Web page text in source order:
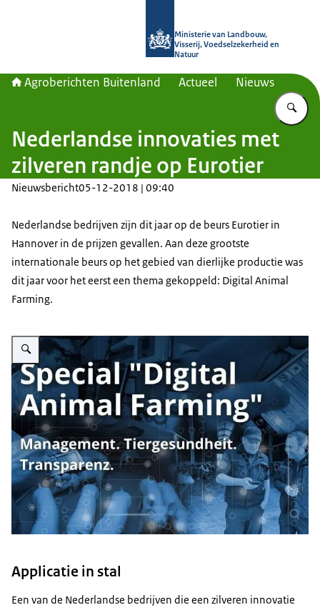
Ministerie van Landbouw,
Visserij, Voedselzekerheid en
Natuur
Agroberichten Buitenland Actueel Nieuws
Nederlandse innovaties met
zilveren randje op Eurotier
Nieuwsbericht05-12-2018 | 09:40
Nederlandse bedrijven zijn dit jaar op de beurs Eurotier in
Hannover in de prijzen gevallen. Aan deze grootste
internationale beurs op het gebied van dierlijke productie was
dit jaar voor het eerst een thema gekoppeld: Digital Animal
Farming.
Vergroot afbeelding Eurotier
Applicatie in stal
Een van de Nederlandse bedrijven die een zilveren innovatie